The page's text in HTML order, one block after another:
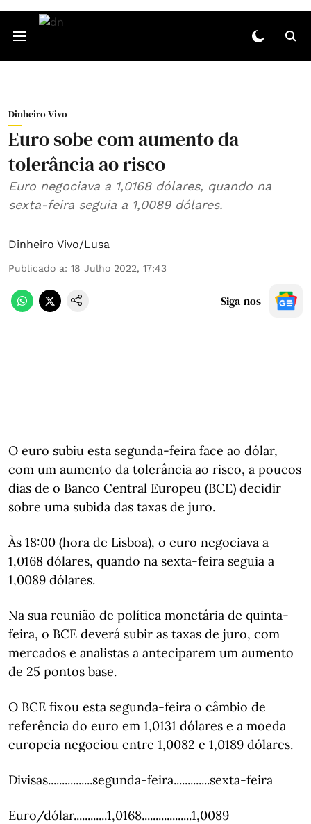
Dinheiro Vivo
Euro sobe com aumento da
tolerância ao risco
Euro negociava a 1,0168 dólares, quando na
sexta-feira seguia a 1,0089 dólares.
Dinheiro Vivo/Lusa
Publicado a: 18 Julho 2022, 17:43
Siga-nos
O euro subiu esta segunda-feira face ao dólar,
com um aumento da tolerância ao risco, a poucos
dias de o Banco Central Europeu (BCE) decidir
sobre uma subida das taxas de juro.
Às 18:00 (hora de Lisboa), o euro negociava a
1,0168 dólares, quando na sexta-feira seguia a
1,0089 dólares.
Na sua reunião de política monetária de quinta-
feira, o BCE deverá subir as taxas de juro, com
mercados e analistas a anteciparem um aumento
de 25 pontos base.
O BCE fixou esta segunda-feira o câmbio de
referência do euro em 1,0131 dólares e a moeda
europeia negociou entre 1,0082 e 1,0189 dólares.
Divisas................segunda-feira.............sexta-feira
Euro/dólar............1,0168..................1,0089